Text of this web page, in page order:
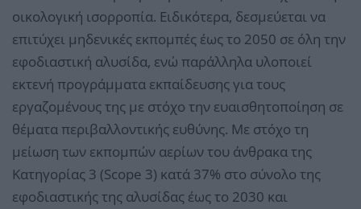
οικολογική ισορροπία. Ειδικότερα, δεσμεύεται να
επιτύχει μηδενικές εκπομπές έως το 2050 σε όλη την
εφοδιαστική αλυσίδα, ενώ παράλληλα υλοποιεί
εκτενή προγράμματα εκπαίδευσης για τους
εργαζομένους της με στόχο την ευαισθητοποίηση σε
θέματα περιβαλλοντικής ευθύνης. Με στόχο τη
μείωση των εκπομπών αερίων του άνθρακα της
Κατηγορίας 3 (Scope 3) κατά 37% στο σύνολο της
εφοδιαστικής της αλυσίδας έως το 2030 και